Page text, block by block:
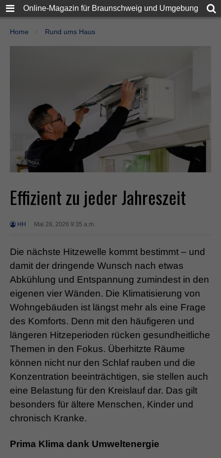
Online-Magazin für Braunschweig und Umgebung
Home Rund ums Haus
Effizient zu jeder Jahreszeit
HH Mai 28, 2026 9:35 a.m.
Die nächste Hitzewelle kommt bestimmt – und
damit der dringende Wunsch nach etwas
Abkühlung und Entspannung zumindest in den
eigenen vier Wänden. Die Klimatisierung von
Wohngebäuden ist längst mehr als eine Frage
des Komforts. Denn mit den häufigeren und
längeren Hitzeperioden rücken gesundheitliche
Themen in den Fokus. Überhitzte Räume
können nicht nur den Schlaf rauben und die
Konzentration beeinträchtigen, sie stellen auch
eine Belastung für den Kreislauf dar. Das gilt
besonders für ältere Menschen, Kinder und
chronisch Kranke.
Prima Klima dank Umweltenergie